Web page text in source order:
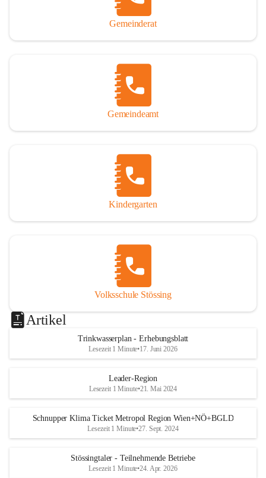
Gemeinderat
Gemeindeamt
Kindergarten
Volksschule Stössing
Artikel
Trinkwasserplan - Erhebungsblatt
Lesezeit 1 Minute•17. Juni 2026
Leader-Region
Lesezeit 1 Minute•21. Mai 2024
Schnupper Klima Ticket Metropol Region Wien+NÖ+BGLD
Lesezeit 1 Minute•27. Sept. 2024
Stössingtaler - Teilnehmende Betriebe
Lesezeit 1 Minute•24. Apr. 2026